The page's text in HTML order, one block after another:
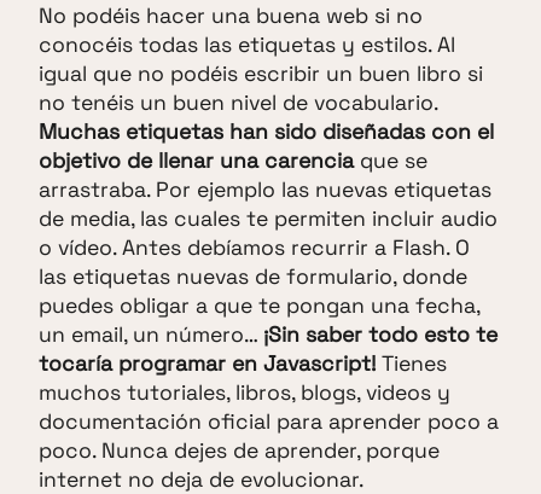
No podéis hacer una buena web si no
conocéis todas las etiquetas y estilos. Al
igual que no podéis escribir un buen libro si
no tenéis un buen nivel de vocabulario.
Muchas etiquetas han sido diseñadas con el
objetivo de llenar una carenciaque se
arrastraba. Por ejemplo las nuevas etiquetas
de media, las cuales te permiten incluir audio
o vídeo. Antes debíamos recurrir a Flash. O
las etiquetas nuevas de formulario, donde
puedes obligar a que te pongan una fecha,
un email, un número… ¡Sin saber todo esto te
tocaría programar en Javascript! Tienes
muchos tutoriales, libros, blogs, videos y
documentación oficial para aprender poco a
poco. Nunca dejes de aprender, porque
internet no deja de evolucionar.